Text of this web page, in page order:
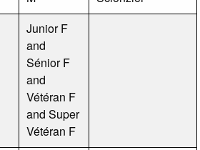
Junior F
and
Sénior F
and
Vétéran F
and Super
Vétéran F